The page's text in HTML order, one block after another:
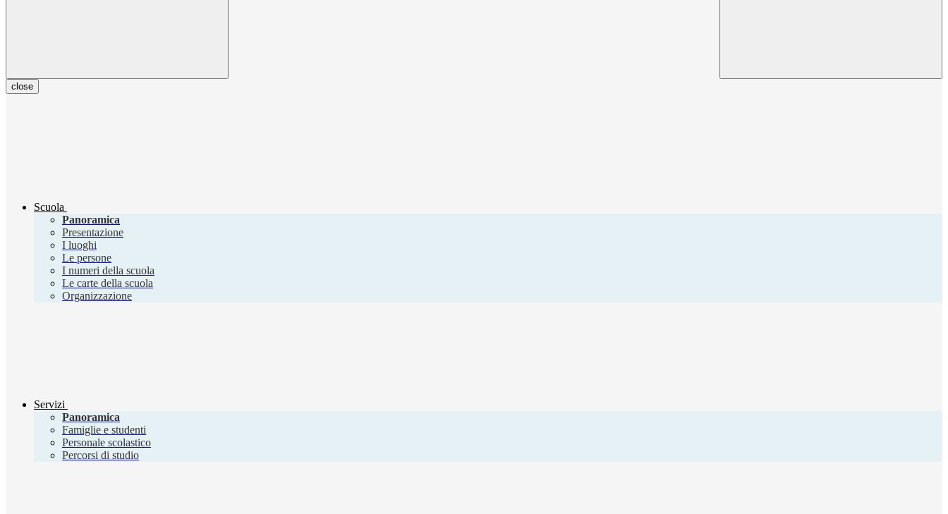
close
Scuola
Panoramica
Presentazione
I luoghi
Le persone
I numeri della scuola
Le carte della scuola
Organizzazione
Servizi
Panoramica
Famiglie e studenti
Personale scolastico
Percorsi di studio